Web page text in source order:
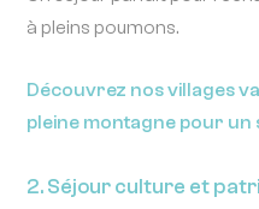
à pleins poumons.
Découvrez nos villages
pleine montagne pour
2. Séjour culture et